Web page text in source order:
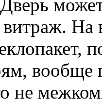
Дверь
На
вообще
не